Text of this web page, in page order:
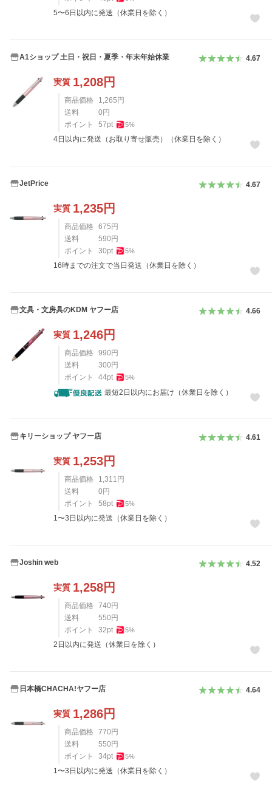
5〜6日以内に発送（休業日を除く）
A1ショップ 土日・祝日・夏季・年末年始休業 4.67
実質 1,208円
商品価格 1,265 円
送料
0 円
ポイント
57pt 5%
4日以内に発送（お取り寄せ販売）（休業日を除く）
JetPrice 4.67
実質 1,235円
商品価格 675 円
送料
590 円
ポイント
30pt 5%
16時までの注文で当日発送（休業日を除く）
文具・文房具のKDM ヤフー店 4.66
実質 1,246円
商品価格 990 円
送料
300 円
ポイント
44pt 5%
最短2日以内にお届け（休業日を除く）
キリーショップ ヤフー店 4.61
実質 1,253円
商品価格 1,311 円
送料
0 円
ポイント
58pt 5%
1〜3日以内に発送（休業日を除く）
Joshin web 4.52
実質 1,258円
商品価格 740 円
送料
550 円
ポイント
32pt 5%
2日以内に発送（休業日を除く）
日本橋CHACHA!ヤフー店 4.64
実質 1,286円
商品価格 770 円
送料
550 円
ポイント
34pt 5%
1〜3日以内に発送（休業日を除く）